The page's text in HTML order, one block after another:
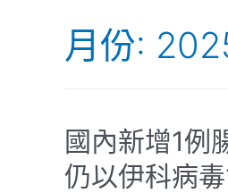
月份:
國內新增1例
仍以伊科病